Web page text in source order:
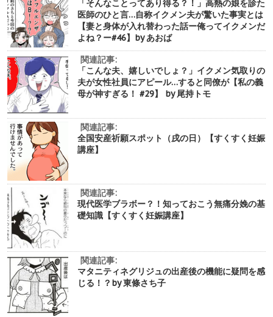
「そんなことってあり得る？！」高熱の娘を診た
医師のひと言…自称イクメン夫が驚いた事実とは
【妻と身体が入れ替わった話ー俺ってイクメンだ
よね？ー#46】by あおば
関連記事:
「こんな夫、嬉しいでしょ？」イクメン気取りの
夫が女性社員にアピール…すると同僚が【私の義
母が神すぎる！ #29】 by 尾持トモ
関連記事:
全国安産祈願スポット（戌の日）【すくすく妊娠
講座】
関連記事:
現代医学ブラボー？！知っておこう無痛分娩の基
礎知識【すくすく妊娠講座】
関連記事:
マタニティネグリジュの出産後の機能に疑問を感
じる！？by 東條さち子